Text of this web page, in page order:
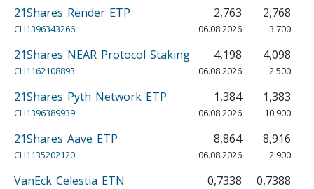
21Shares Render ETP
CH1396343266
2,763
06.08.2026
2,768
3.700
21Shares NEAR Protocol Staking
CH1162108893
4,198
06.08.2026
4,098
2.500
21Shares Pyth Network ETP
CH1396389939
1,384
06.08.2026
1,383
10.900
21Shares Aave ETP
CH1135202120
8,864
06.08.2026
8,916
2.900
VanEck Celestia ETN 0,7338 0,7388